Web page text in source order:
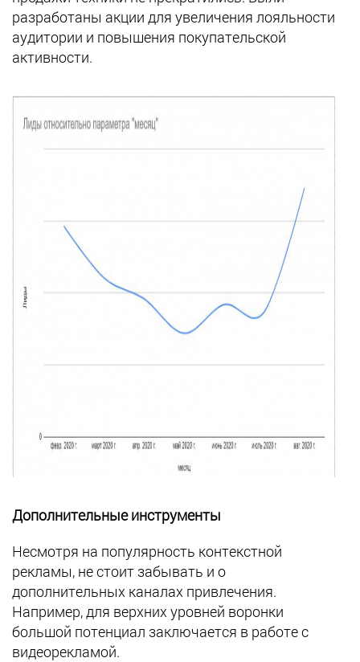
разработаны акции для увеличения лояльности
аудитории и повышения покупательской
активности.
Дополнительные инструменты
Несмотря на популярность контекстной
рекламы, не стоит забывать и о
дополнительных каналах привлечения.
Например, для верхних уровней воронки
большой потенциал заключается в работе с
видеорекламой.